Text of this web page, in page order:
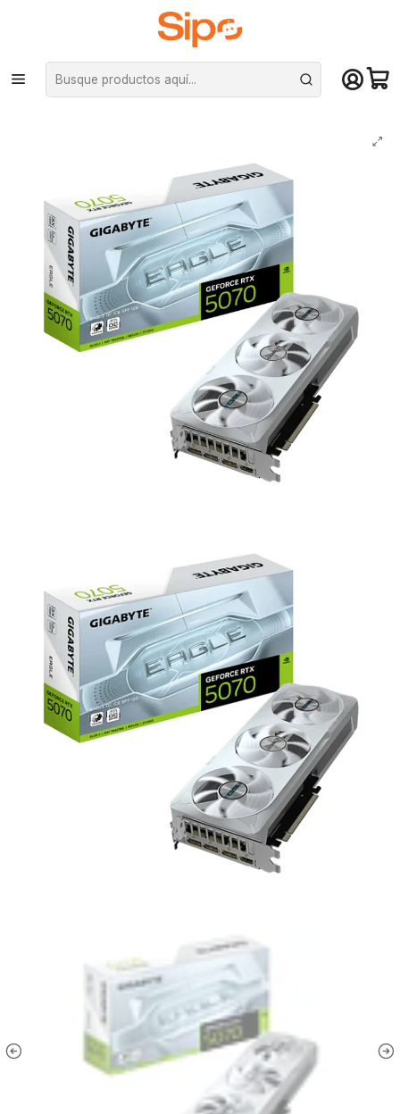
¡Compra hasta mediodía y recibe hoy! De lunes a sábado en el gran
Santiago. Envío gratis desde $29.990
Inicio Componentes PC Tarjeta de vídeo Nvidia GeForce
Tarjeta Video Gigabyte RTX 5070 Eagle OC ICE Sff 12G PciE-5